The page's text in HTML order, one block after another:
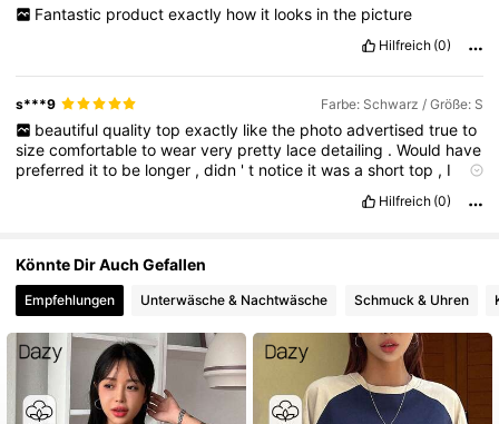
Fantastic product exactly how it looks in the picture
Hilfreich (0)
s***9 Farbe: Schwarz / Größe: S
beautiful quality top exactly like the photo advertised true to
sizecomfortabletowearvery pretty lacedetailing .Would have
preferred itto be longer ,didn 't notice itwasashorttop , I
Hilfreich (0)
Könnte Dir Auch Gefallen
Empfehlungen Unterwäsche & Nachtwäsche Schmuck & Uhren